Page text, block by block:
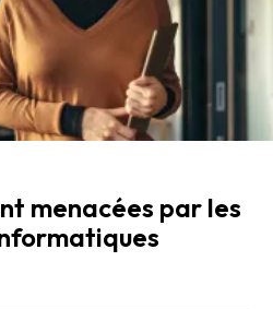
menacées par les